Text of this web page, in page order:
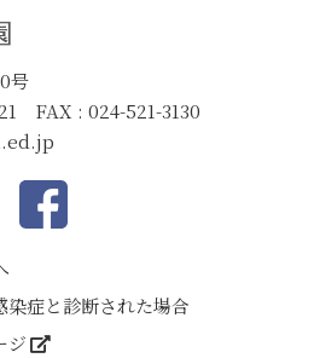
号
FAX : 024-521-3130
染症と診断された場合
ジ